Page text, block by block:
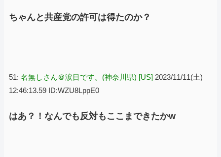
ちゃんと共産党の許可は得たのか？
51: 名無しさん＠涙目です。(神奈川県) [US] 2023/11/11(土)
12:46:13.59 ID:WZU8LppE0
はあ？！なんでも反対もここまできたかw